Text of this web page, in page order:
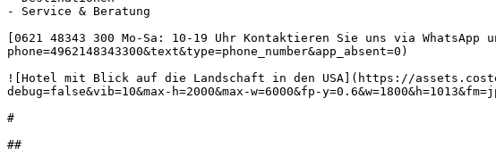
- Service & Beratung
[0621 48343 300 Mo-Sa: 10-19 Uhr Kontaktieren Sie uns via
phone=4962148343300&text&type=phone_number&app_absent=0)
![Hotel mit Blick auf die Landschaft in den USA](https://
debug=false&vib=10&max-h=2000&max-w=6000&fp-
#
##